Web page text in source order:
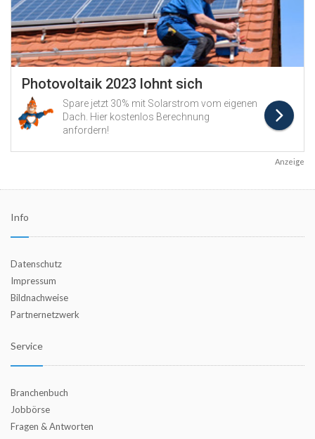
Anzeige
Info
Datenschutz
Impressum
Bildnachweise
Partnernetzwerk
Service
Branchenbuch
Jobbörse
Fragen & Antworten